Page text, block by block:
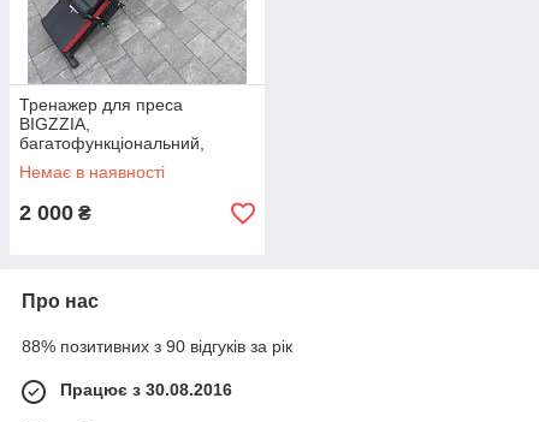
Тренажер для преса
BIGZZIA,
багатофункціональний,
привезений з Європи
Немає в наявності
2 000 ₴
Про нас
88% позитивних з 90 відгуків за рік
Працює з 30.08.2016